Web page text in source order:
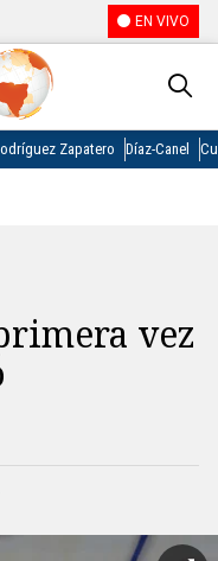
EN VIVO
Zapatero Díaz-Canel
vez